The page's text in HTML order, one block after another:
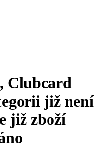
Clubcard
již není
již zboží